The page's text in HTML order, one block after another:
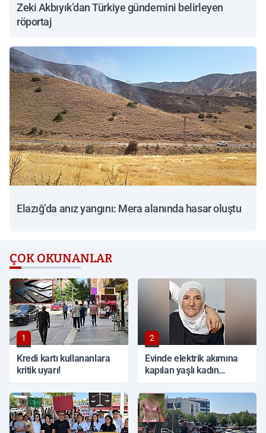
Zeki Akbıyık’dan Türkiye gündemini belirleyen
röportaj
Elazığ’da anız yangını: Mera alanında hasar oluştu
ÇOK OKUNANLAR
1
Kredi kartı kullananlara
kritik uyarı!
2
Evinde elektrik akımına
kapılan yaşlı kadın